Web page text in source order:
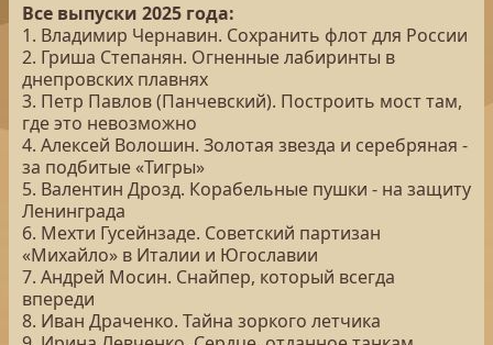
Все выпуски 2025 года:
1. Владимир Чернавин. Сохранить флот для России
2. Гриша Степанян. Огненные лабиринты в
днепровских плавнях
3. Петр Павлов (Панчевский). Построить мост там,
где это невозможно
4. Алексей Волошин. Золотая звезда и серебряная -
за подбитые «Тигры»
5. Валентин Дрозд. Корабельные пушки - на защиту
Ленинграда
6. Мехти Гусейнзаде. Советский партизан
«Михайло» в Италии и Югославии
7. Андрей Мосин. Снайпер, который всегда
впереди
8. Иван Драченко. Тайна зоркого летчика